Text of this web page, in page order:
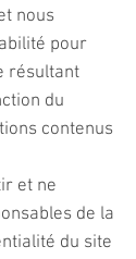
nous
pour
résultant
du
contenus
et ne
de la
du site